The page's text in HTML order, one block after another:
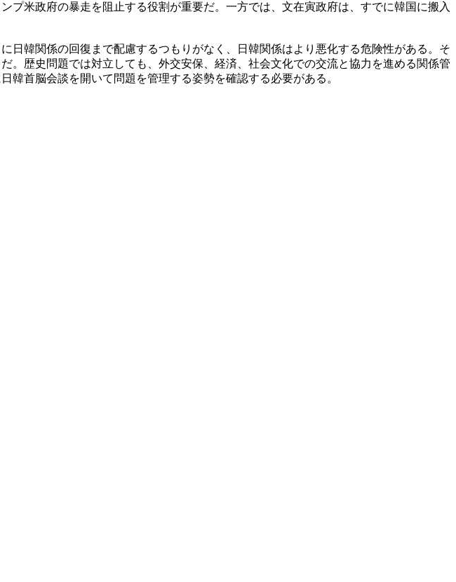
米政府の暴走を阻止する役割が重要だ。一方では、文在寅政府は、すでに韓国に搬入
韓関係の回復まで配慮するつもりがなく、日韓関係はより悪化する危険性がある。そ
歴史問題では対立しても、外交安保、経済、社会文化での交流と協力を進める関係管
首脳会談を開いて問題を管理する姿勢を確認する必要がある。